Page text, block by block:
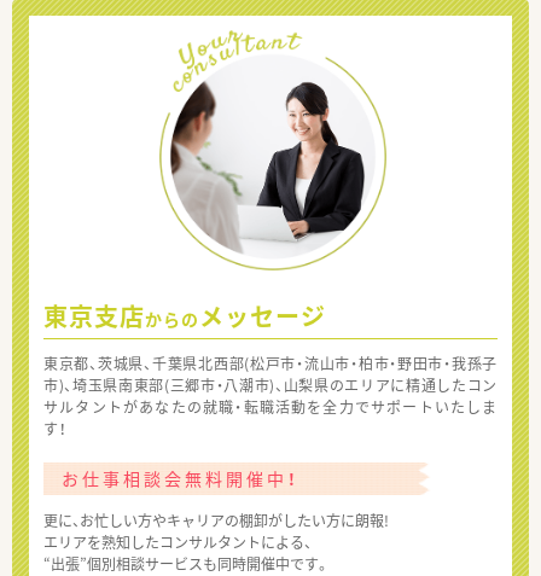
東京支店からの メッセージ
東京都、茨城県、千葉県北西部(松戸市・流山市・柏市・野田市・我孫子
市)、埼玉県南東部(三郷市・八潮市)、山梨県のエリアに精通したコン
サルタントがあなたの就職・転職活動を全力でサポートいたしま
す！
お仕事相談会無料開催中！
更に、お忙しい方やキャリアの棚卸がしたい方に朗報!
エリアを熟知したコンサルタントによる、
“出張”個別相談サービスも同時開催中です。